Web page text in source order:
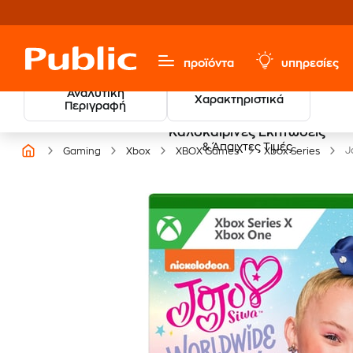
προϊόντα υπηρεσίες
Αναλυτική
Περιγραφή
Χαρακτηριστικά
Καλοκαιρινές Εκπτώσεις
& Άπαιχτες Τιμές
Gaming Xbox XBOX Games Xbox Series